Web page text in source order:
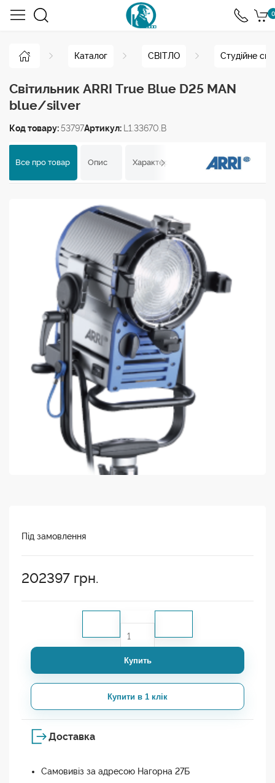
0
Каталог СВІТЛО Студійне
Світильник ARRI True Blue D25 MAN
blue/silver
Код товару: 53797Артикул: L1.33670.B
Все про товар Опис Характеристики Відгуки
Під замовлення
202397 грн.
Купить
Купити в 1 клік
Доставка
Самовивіз за адресою Нагорна 27Б